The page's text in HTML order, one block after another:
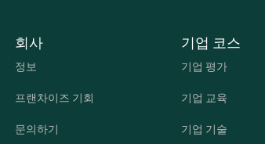
회사
정보
프랜차이즈 기회
문의하기
기업 코스
기업 평가
기업 교육
기업 기술